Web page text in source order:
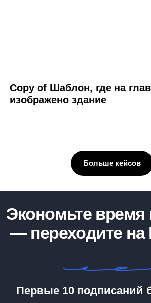
Copy of Шаблон, где на
изображено здание
Больше кейсов